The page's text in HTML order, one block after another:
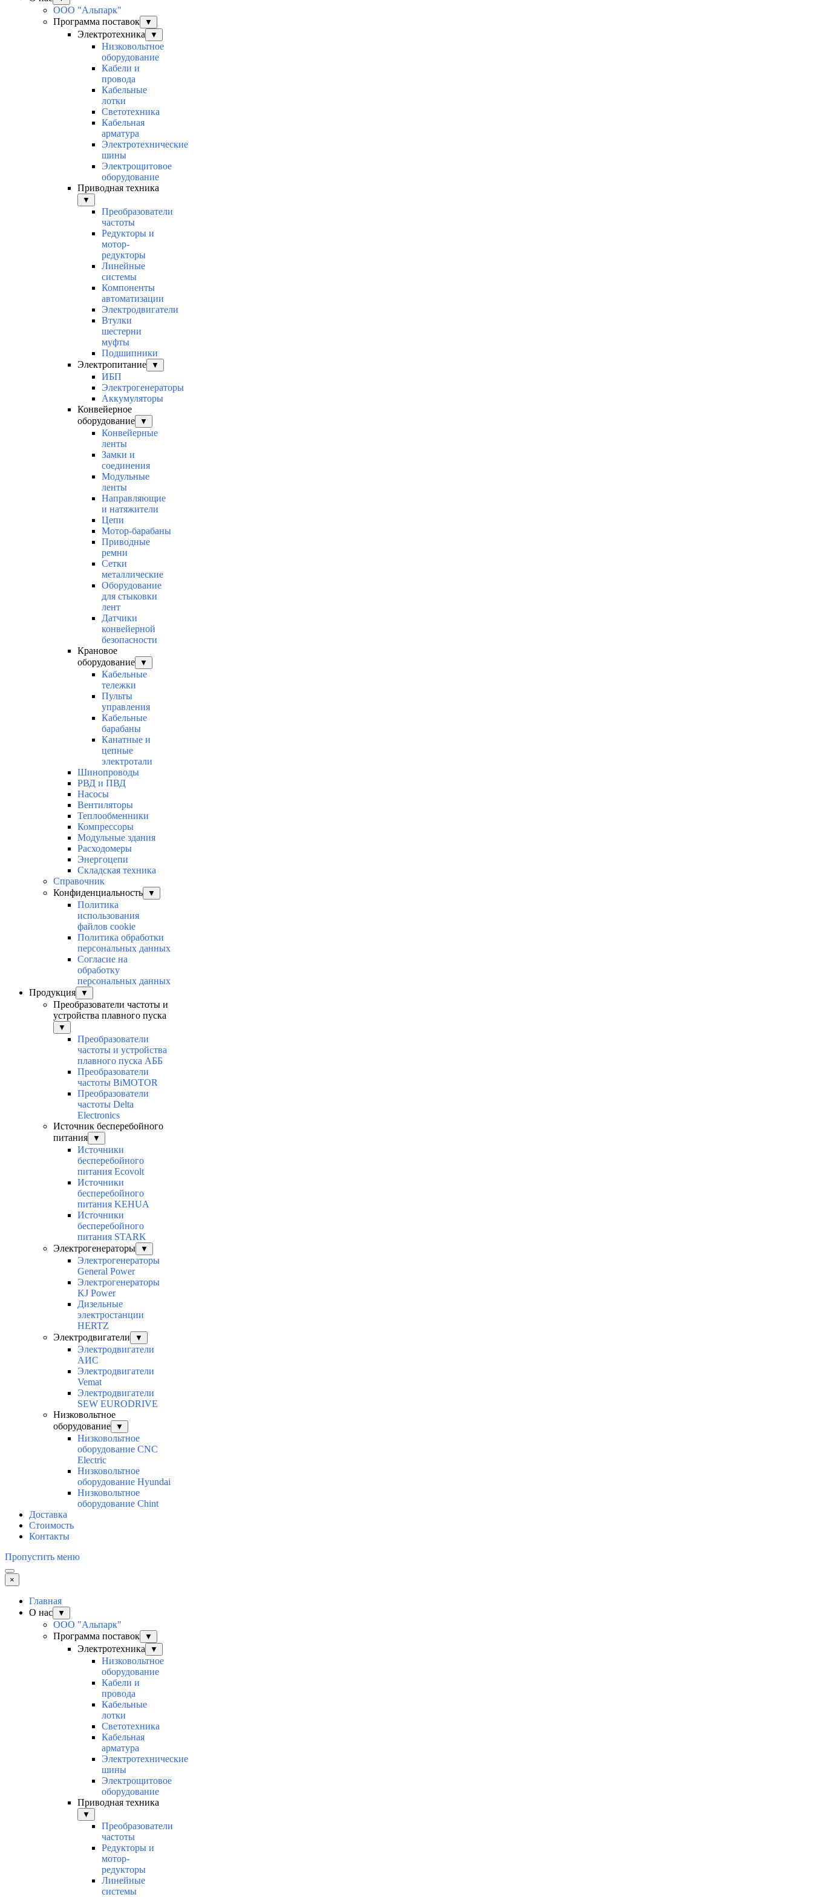
ООО "Альпарк"
Программа поставок
▼
Электротехника ▼
Низковольтное
оборудование
Кабели и
провода
Кабельные
лотки
Светотехника
Кабельная
арматура
Электротехнические
шины
Электрощитовое
оборудование
Приводная техника
▼
Преобразователи
частоты
Редукторы и
мотор-
редукторы
Линейные
системы
Компоненты
автоматизации
Электродвигатели
Втулки
шестерни
муфты
Подшипники
Электропитание
▼
ИБП
Электрогенераторы
Аккумуляторы
Конвейерное
оборудование
▼
Конвейерные
ленты
Замки и
соединения
Модульные
ленты
Направляющие
и натяжители
Цепи
Мотор-барабаны
Приводные
ремни
Сетки
металлические
Оборудование
для стыковки
лент
Датчики
конвейерной
безопасности
Крановое
оборудование
▼
Кабельные
тележки
Пульты
управления
Кабельные
барабаны
Канатные и
цепные
электротали
Шинопроводы
РВД и ПВД
Насосы
Вентиляторы
Теплообменники
Компрессоры
Модульные здания
Расходомеры
Энергоцепи
Складская техника
Справочник
Конфиденциальность
▼
Политика
использования
файлов cookie
Политика обработки
персональных данных
Согласие на
обработку
персональных данных
Продукция
▼
Преобразователи частоты и
устройства плавного пуска
▼
Преобразователи
частоты и устройства
плавного пуска АББ
Преобразователи
частоты BiMOTOR
Преобразователи
частоты Delta
Electronics
Источник бесперебойного
питания
▼
Источники
бесперебойного
питания Ecovolt
Источники
бесперебойного
питания KEHUA
Источники
бесперебойного
питания STARK
Электрогенераторы
▼
Электрогенераторы
General Power
Электрогенераторы
KJ Power
Дизельные
электростанции
HERTZ
Электродвигатели
▼
Электродвигатели
АИС
Электродвигатели
Vemat
Электродвигатели
SEW EURODRIVE
Низковольтное
оборудование
▼
Низковольтное
оборудование CNC
Electric
Низковольтное
оборудование Hyundai
Низковольтное
оборудование Chint
Доставка
Стоимость
Контакты
Пропустить меню
×
Главная
О нас
▼
ООО "Альпарк"
Программа поставок
▼
Электротехника ▼
Низковольтное
оборудование
Кабели и
провода
Кабельные
лотки
Светотехника
Кабельная
арматура
Электротехнические
шины
Электрощитовое
оборудование
Приводная техника
▼
Преобразователи
частоты
Редукторы и
мотор-
редукторы
Линейные
системы